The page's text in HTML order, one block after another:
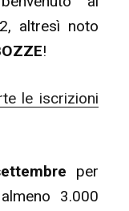
altresì noto
!
le iscrizioni
per
3.000